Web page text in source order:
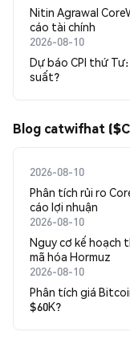
Nitin Agrawal
cáo tài chính
2026-08-10
Dự báo CPI thứ
suất?
Blog catwifhat
2026-08-10
Phân tích rủi ro
cáo lợi nhuận
2026-08-10
Nguy cơ kế hoạch
mã hóa Hormuz
2026-08-10
Phân tích giá
$60K?